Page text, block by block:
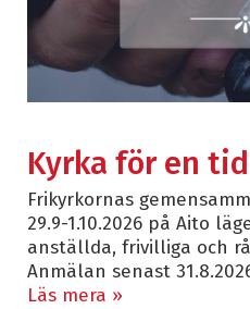
Kyrka för en
Frikyrkornas
29.9-1.10.2026 på Aito
anställda, frivilliga och
Anmälan senast
Läs mera »